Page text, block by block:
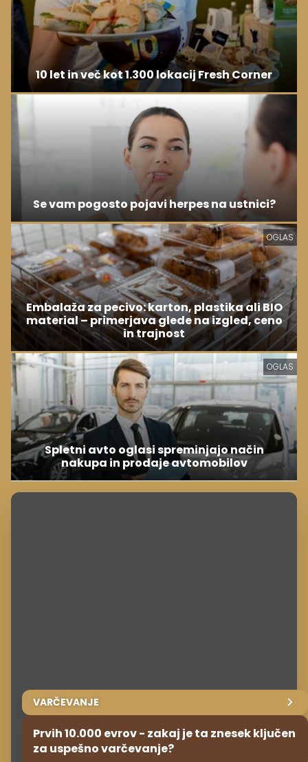
10 let in več kot 1.300 lokacij Fresh Corner
Se vam pogosto pojavi herpes na ustnici?
OGLAS
Embalaža za pecivo: karton, plastika ali BIO
material – primerjava glede na izgled, ceno
in trajnost
OGLAS
Spletni avto oglasi spreminjajo način
nakupa in prodaje avtomobilov
VARČEVANJE
Prvih 10.000 evrov - zakaj je ta znesek ključen
za uspešno varčevanje?